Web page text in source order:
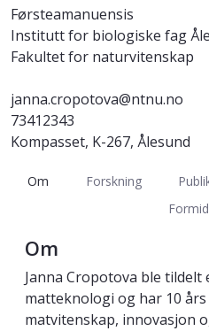
Førsteamanuensis
Institutt for biologiske fag
Fakultet for naturvitenskap
janna.cropotova@ntnu.no
73412343
Kompasset, K-267, Ålesund
Om Forskning
Om
Janna Cropotova ble tildelt
matteknologi og har 10
matvitenskap, innovasjon